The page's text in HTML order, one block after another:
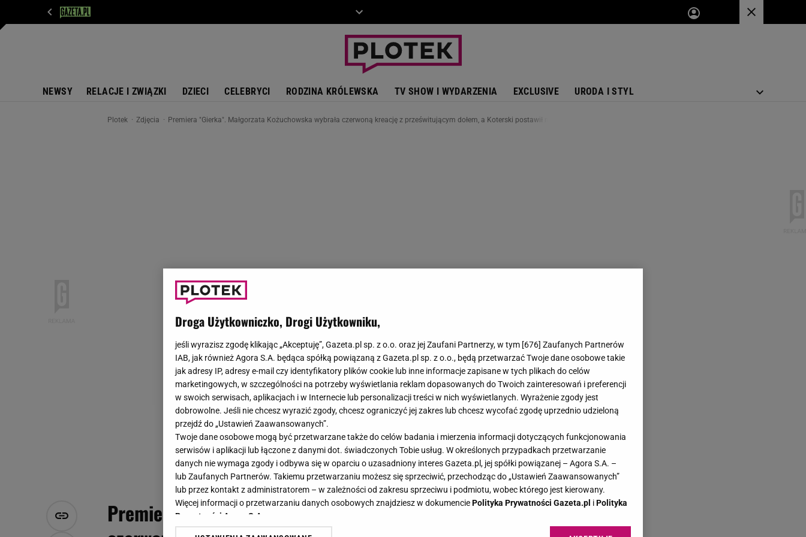
NEWSY RELACJE I ZWIĄZKI DZIECI CELEBRYCI RODZINA KRÓLEWSKA TV SHOW I WYDARZENIA EXCLUSIVE URODA I STYL
Plotek Zdjęcia Premiera "Gierka". Małgorzata Kożuchowska wybrała czerwoną kreację z prześwitującym dołem, a Koterski postawił na klasykę
Premiera "Gierka". Małgorzata Kożuchowska wybrała
Droga Użytkowniczko, Drogi Użytkowniku,
jeśli wyrazisz zgodę klikając „Akceptuję”, Gazeta.pl sp. z o.o. oraz jej Zaufani Partnerzy, w tym [676] Zaufanych Partnerów
IAB, jak również Agora S.A. będąca spółką powiązaną z Gazeta.pl sp. z o.o., będą przetwarzać Twoje dane osobowe takie
jak adresy IP, adresy e-mail czy identyfikatory plików cookie lub inne informacje zapisane w tych plikach do celów
marketingowych, w szczególności na potrzeby wyświetlania reklam dopasowanych do Twoich zainteresowań i preferencji
w swoich serwisach, aplikacjach i w Internecie lub personalizacji treści w nich wyświetlanych. Wyrażenie zgody jest
dobrowolne. Jeśli nie chcesz wyrazić zgody, chcesz ograniczyć jej zakres lub chcesz wycofać zgodę uprzednio udzieloną
przejdź do „Ustawień Zaawansowanych”.
Twoje dane osobowe mogą być przetwarzane także do celów badania i mierzenia informacji dotyczących funkcjonowania
serwisów i aplikacji lub łączone z danymi dot. świadczonych Tobie usług. W określonych przypadkach przetwarzanie
danych nie wymaga zgody i odbywa się w oparciu o uzasadniony interes Gazeta.pl, jej spółki powiązanej – Agora S.A. –
lub Zaufanych Partnerów. Takiemu przetwarzaniu możesz się sprzeciwić, przechodząc do „Ustawień Zaawansowanych”
lub przez kontakt z administratorem – w zależności od zakresu sprzeciwu i podmiotu, wobec którego jest kierowany.
Więcej informacji o przetwarzaniu danych osobowych znajdziesz w dokumenciePolityka Prywatności Gazeta.pl iPolityka
Prywatności Agora S.A.